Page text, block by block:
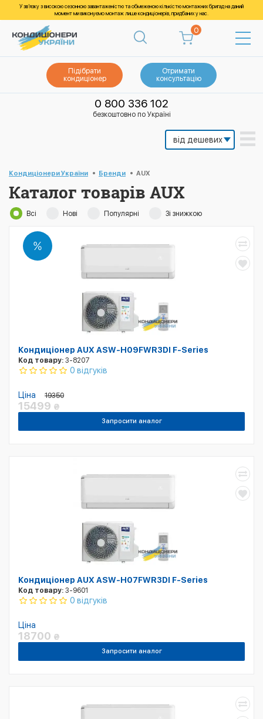
У зв’язку з високою сезонною завантаженістю та обмеженою кількістю монтажних бригад на даний
момент ми виконуємо монтаж лише кондиціонерів, придбаних у нас.
0
Підібрати
кондиціонер
Отримати
консультацію
0 800 336 102
безкоштовно по Україні
Кондиціонери України Бренди AUX
Каталог товарів AUX
Всі Нові Популярні Зі знижкою
Кондиціонер AUX ASW-H09FWR3DI F-Series
Код товару: 3-8207
0 відгуків
Ціна 19350
15499 ₴
Запросити аналог
Кондиціонер AUX ASW-H07FWR3DI F-Series
Код товару: 3-9601
0 відгуків
Ціна
18700 ₴
Запросити аналог